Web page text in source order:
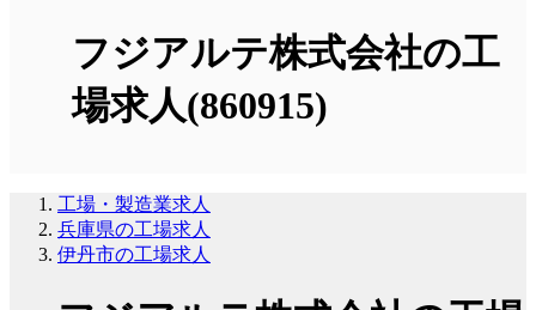
フジアルテ株式会社の工
場求人(860915)
工場・製造業求人
兵庫県の工場求人
伊丹市の工場求人